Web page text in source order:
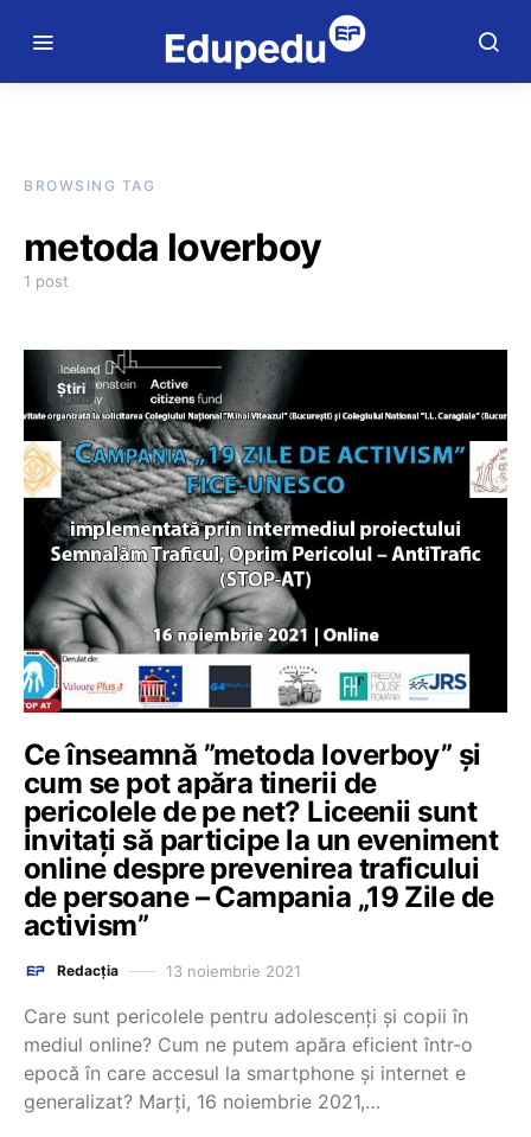
BROWSING TAG
metoda loverboy
1 post
Știri
Ce înseamnă ”metoda loverboy” și
cum se pot apăra tinerii de
pericolele de pe net? Liceenii sunt
invitați să participe la un eveniment
online despre prevenirea traficului
de persoane – Campania „19 Zile de
activism”
Redacția 13 noiembrie 2021
Care sunt pericolele pentru adolescenți și copii în
mediul online? Cum ne putem apăra eficient într-o
epocă în care accesul la smartphone și internet e
generalizat? Marți, 16 noiembrie 2021,…